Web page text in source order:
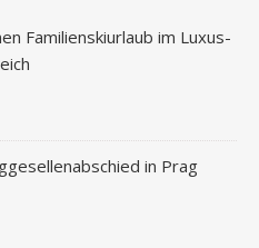
Familienskiurlaub im Luxus-
in Prag